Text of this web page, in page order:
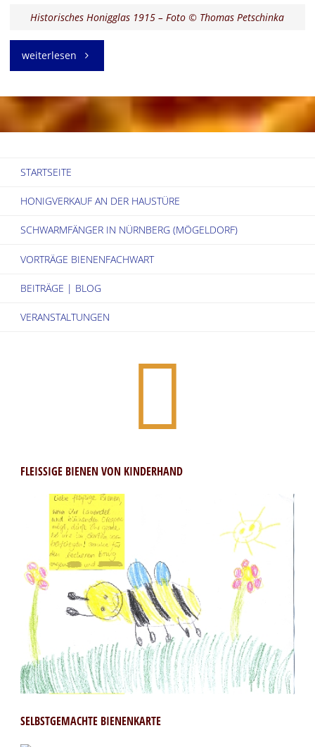
Historisches Honigglas 1915 – Foto © Thomas Petschinka
weiterlesen“Historisches
von
STARTSEITE
HONIGVERKAUF AN DER HAUSTÜRE
SCHWARMFÄNGER IN NÜRNBERG (MÖGELDORF)
VORTRÄGE BIENENFACHWART
BEITRÄGE | BLOG
VERANSTALTUNGEN
FLEISSIGE BIENEN VON KINDERHAND
SELBSTGEMACHTE BIENENKARTE